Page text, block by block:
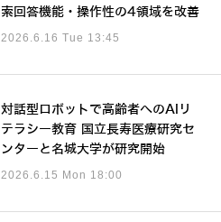
索回答機能・操作性の4領域を改善
2026.6.16 Tue 13:45
対話型ロボットで高齢者へのAIリ
テラシー教育 国立長寿医療研究セ
ンターと名城大学が研究開始
2026.6.15 Mon 18:00